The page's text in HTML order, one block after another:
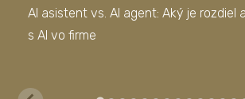
AI asistent vs. AI agent: Aký je rozdiel
s AI vo firme